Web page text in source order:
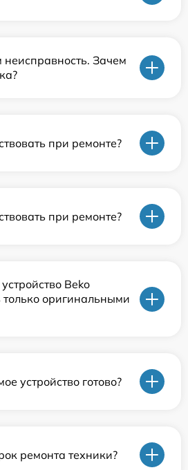
Зачем
при ремонте?
при ремонте?
Beko
оригинальными
устройство готово?
ремонта техники?